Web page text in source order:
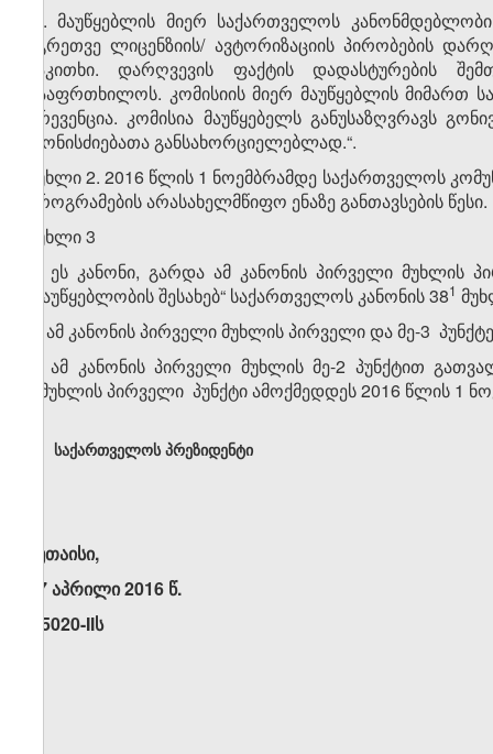
„1. მაუწყებლის მიერ საქართველოს
აგრეთვე ლიცენზიის/ ავტორიზაციის პირობების
საკითხი. დარღვევის ფაქტის დადასტურების
გააფრთხილოს. კომისიის მიერ მაუწყებლის მიმართ
პრევენცია. კომისია მაუწყებელს განუსაზღვრავს
ღონისძიებათა განსახორციელებლად.“.
მუხლი 2. 2016 წლის 1 ნოემბრამდე საქართველოს
პროგრამების არასახელმწიფო ენაზე განთავსების წესი.
მუხლი 3
1. ეს კანონი, გარდა ამ კანონის პირველი მუხლის
„მაუწყებლობის შესახებ“ საქართველოს კანონის 38​1
2. ამ კანონის პირველი მუხლის პირველი და მე-3
3. ამ კანონის პირველი მუხლის მე-2 პუნქტით
მუხლის პირველი პუნქტი ამოქმედდეს 2016 წლის 1
საქართველოს პრეზიდენტი
ქუთაისი,
27 აპრილი 2016 წ.
N5020-IIს